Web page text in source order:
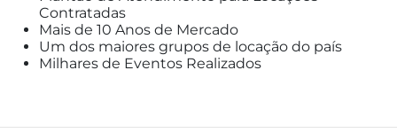
Contratadas
Mais de 10 Anos de Mercado
Um dos maiores grupos de locação do país
Milhares de Eventos Realizados